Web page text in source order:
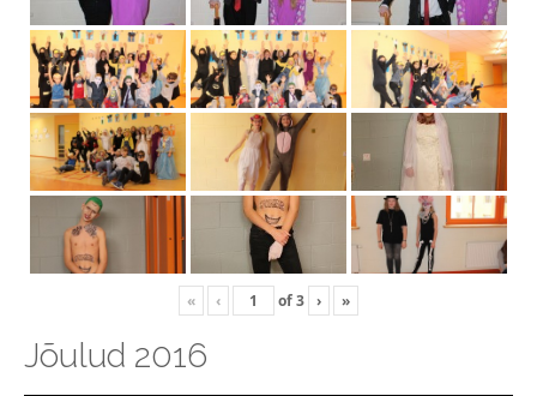
« ‹ of3 › »
Jõulud 2016